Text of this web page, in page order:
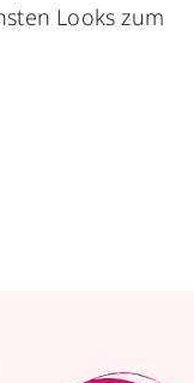
Looks zum